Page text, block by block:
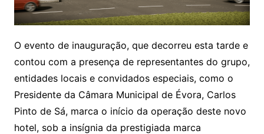
O evento de inauguração, que decorreu esta tarde e
contou com a presença de representantes do grupo,
entidades locais e convidados especiais, como o
Presidente da Câmara Municipal de Évora, Carlos
Pinto de Sá, marca o início da operação deste novo
hotel, sob a insígnia da prestigiada marca